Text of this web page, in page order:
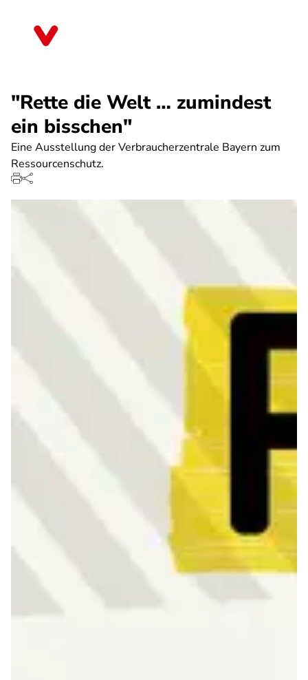
"Rette die Welt … zumindest
ein bisschen"
Eine Ausstellung der Verbraucherzentrale Bayern zum
Ressourcenschutz.